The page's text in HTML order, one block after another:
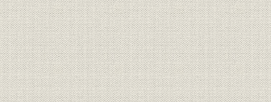
1. 第1次世界大戦と三井物産
2. 海運業の飛躍的拡大
3. 業績
第4章 慢性不況下の海運